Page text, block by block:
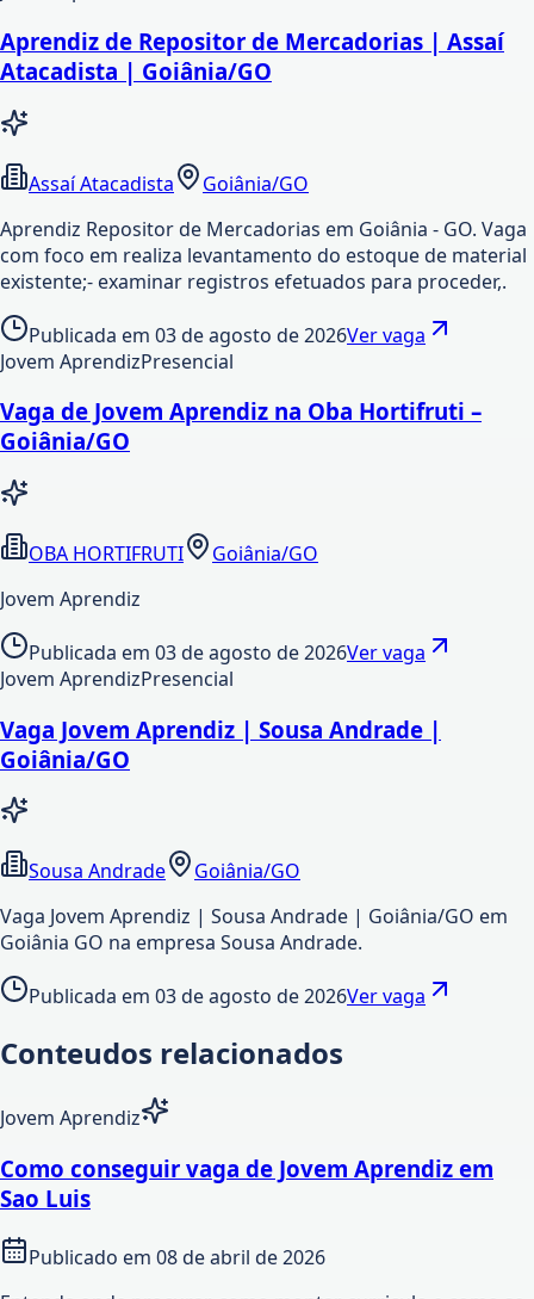
Aprendiz de Repositor de Mercadorias | Assaí
Atacadista | Goiânia/GO
Assaí Atacadista
Goiânia/GO
Aprendiz Repositor de Mercadorias em Goiânia - GO. Vaga
com foco em realiza levantamento do estoque de material
existente;- examinar registros efetuados para proceder,.
Publicada em 03 de agosto de 2026Ver vaga
Jovem AprendizPresencial
Vaga de Jovem Aprendiz na Oba Hortifruti –
Goiânia/GO
OBA HORTIFRUTI
Goiânia/GO
Jovem Aprendiz
Publicada em 03 de agosto de 2026Ver vaga
Jovem AprendizPresencial
Vaga Jovem Aprendiz | Sousa Andrade |
Goiânia/GO
Sousa Andrade
Goiânia/GO
Vaga Jovem Aprendiz | Sousa Andrade | Goiânia/GO em
Goiânia GO na empresa Sousa Andrade.
Publicada em 03 de agosto de 2026Ver vaga
Conteudos relacionados
Jovem Aprendiz
Como conseguir vaga de Jovem Aprendiz em
Sao Luis
Publicado em 08 de abril de 2026